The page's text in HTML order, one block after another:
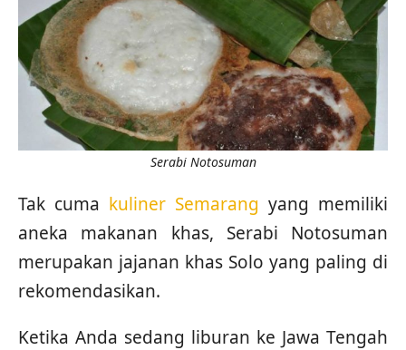
Serabi Notosuman
Tak cuma kuliner Semarang yang memiliki
aneka makanan khas, Serabi Notosuman
merupakan jajanan khas Solo yang paling di
rekomendasikan.
Ketika Anda sedang liburan ke Jawa Tengah